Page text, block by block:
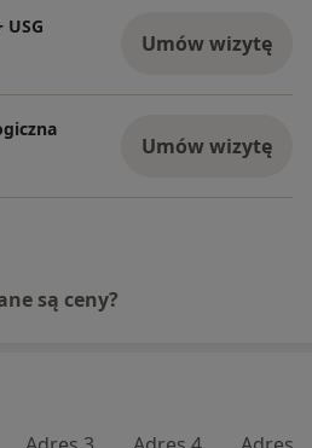
USG
Umów wizytę
Umów wizytę
są ceny?